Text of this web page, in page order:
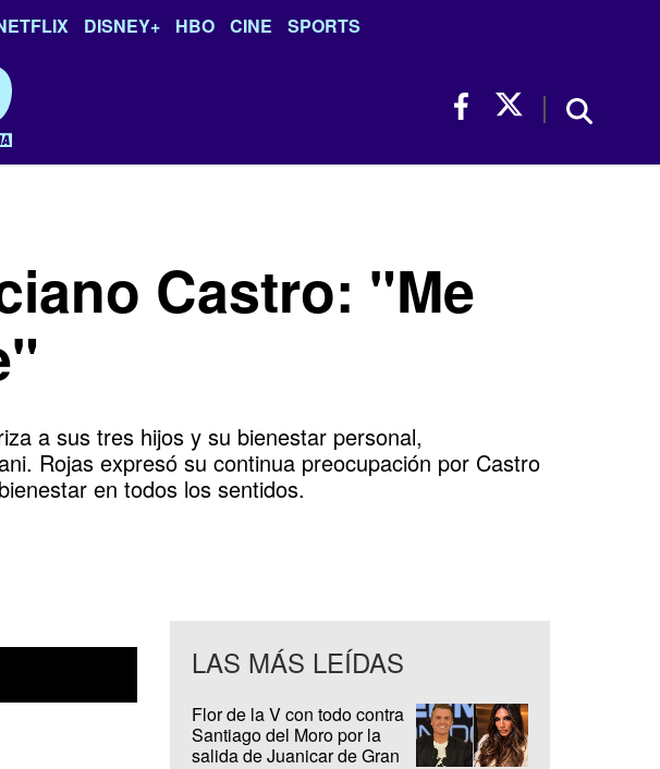
DISNEY+ HBO CINE SPORTS
Castro: "Me
a sus tres hijos y su bienestar personal,
Rojas expresó su continua preocupación por Castro
en todos los sentidos.
LAS MÁS LEÍDAS
Flor de la V con todo contra
Santiago del Moro por la
salida de Juanicar de Gran